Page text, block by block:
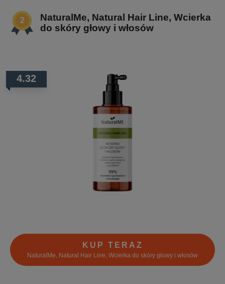
NaturalMe, Natural Hair Line, Wcierka
do skóry głowy i włosów
4.32
KUP TERAZ
NaturalMe, Natural Hair Line, Wcierka do skóry głowy i włosów